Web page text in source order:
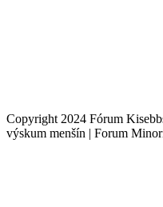
Copyright 2024 Fórum
výskum menšín | Forum